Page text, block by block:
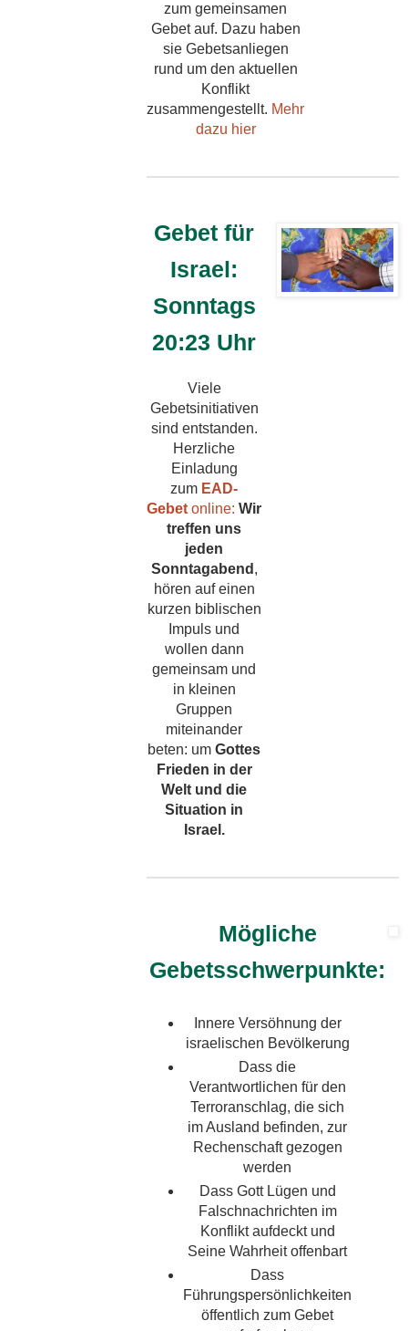
zum gemeinsamen
Gebet auf. Dazu haben
sie Gebetsanliegen
rund um den aktuellen
Konflikt
zusammengestellt. Mehr
dazu hier
Gebet für
Israel:
Sonntags
20:23 Uhr
Viele
Gebetsinitiativen
sind entstanden.
Herzliche
Einladung
zum EAD-
Gebet online: Wir
treffen uns
jeden
Sonntagabend ,
hören auf einen
kurzen biblischen
Impuls und
wollen dann
gemeinsam und
in kleinen
Gruppen
miteinander
beten: um Gottes
Frieden in der
Welt und die
Situation in
Israel.
Mögliche
Gebetsschwerpunkte:
Innere Versöhnung der
israelischen Bevölkerung
Dass die
Verantwortlichen für den
Terroranschlag, die sich
im Ausland befinden, zur
Rechenschaft gezogen
werden
Dass Gott Lügen und
Falschnachrichten im
Konflikt aufdeckt und
Seine Wahrheit offenbart
Dass
Führungspersönlichkeiten
öffentlich zum Gebet